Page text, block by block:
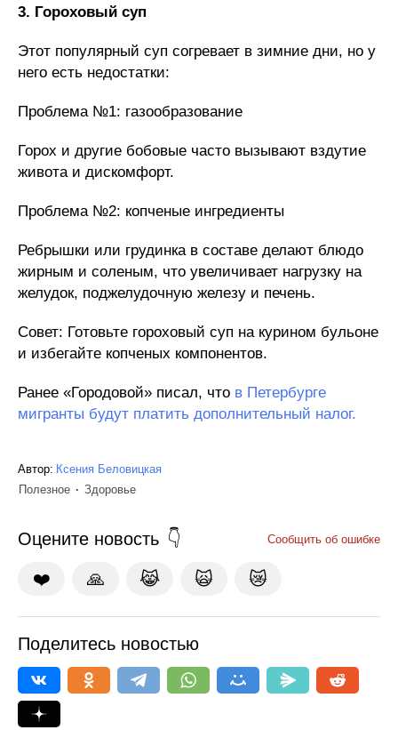
3. Гороховый суп
Этот популярный суп согревает в зимние дни, но у
него есть недостатки:
Проблема №1: газообразование
Горох и другие бобовые часто вызывают вздутие
живота и дискомфорт.
Проблема №2: копченые ингредиенты
Ребрышки или грудинка в составе делают блюдо
жирным и соленым, что увеличивает нагрузку на
желудок, поджелудочную железу и печень.
Совет: Готовьте гороховый суп на курином бульоне
и избегайте копченых компонентов.
Ранее «Городовой» писал, что в Петербурге
мигранты будут платить дополнительный налог.
Автор: Ксения Беловицкая
Полезное
Здоровье
Оцените новость Сообщить об ошибке
❤️ 🙏 😹 🙀 😿
Поделитесь новостью